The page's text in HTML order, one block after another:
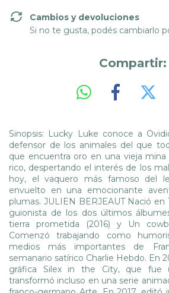
Cambios y devoluciones
Si no te gusta, podés cambiarlo
Compartir:
Sinopsis: Lucky Luke conoce a
defensor de los animales del que
que encuentra oro en una vieja
rico, despertando el interés de los
hoy, el vaquero más famoso del
envuelto en una emocionante
plumas. JULIEN BERJEAUT Nació en
guionista de los dos últimos
tierra prometida (2016) y Un
Comenzó trabajando como
medios más importantes de
semanario satírico Charlie Hebdo. En
gráfica Silex in the City, que
transformó incluso en una serie